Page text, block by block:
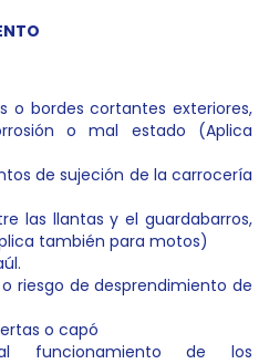
o bordes cortantes exteriores,
o mal estado (Aplica
de sujeción de la carrocería
las llantas y el guardabarros,
también para motos)
riesgo de desprendimiento de
o capó
funcionamiento de los